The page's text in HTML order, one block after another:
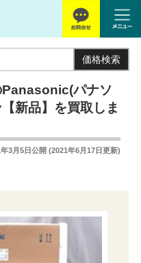
価格検索
Panasonic(パナソ
新品】を買取しま
3月5日公開 (2021年6月17日更新)